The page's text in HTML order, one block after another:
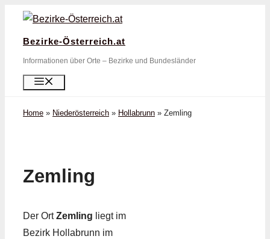
Zum
springen
Bezirke-Österreich.at
Informationen über Orte – Bezirke und Bundesländer
Home » Niederösterreich » Hollabrunn » Zemling
Zemling
Der OrtZemling liegt im
Bezirk Hollabrunn im